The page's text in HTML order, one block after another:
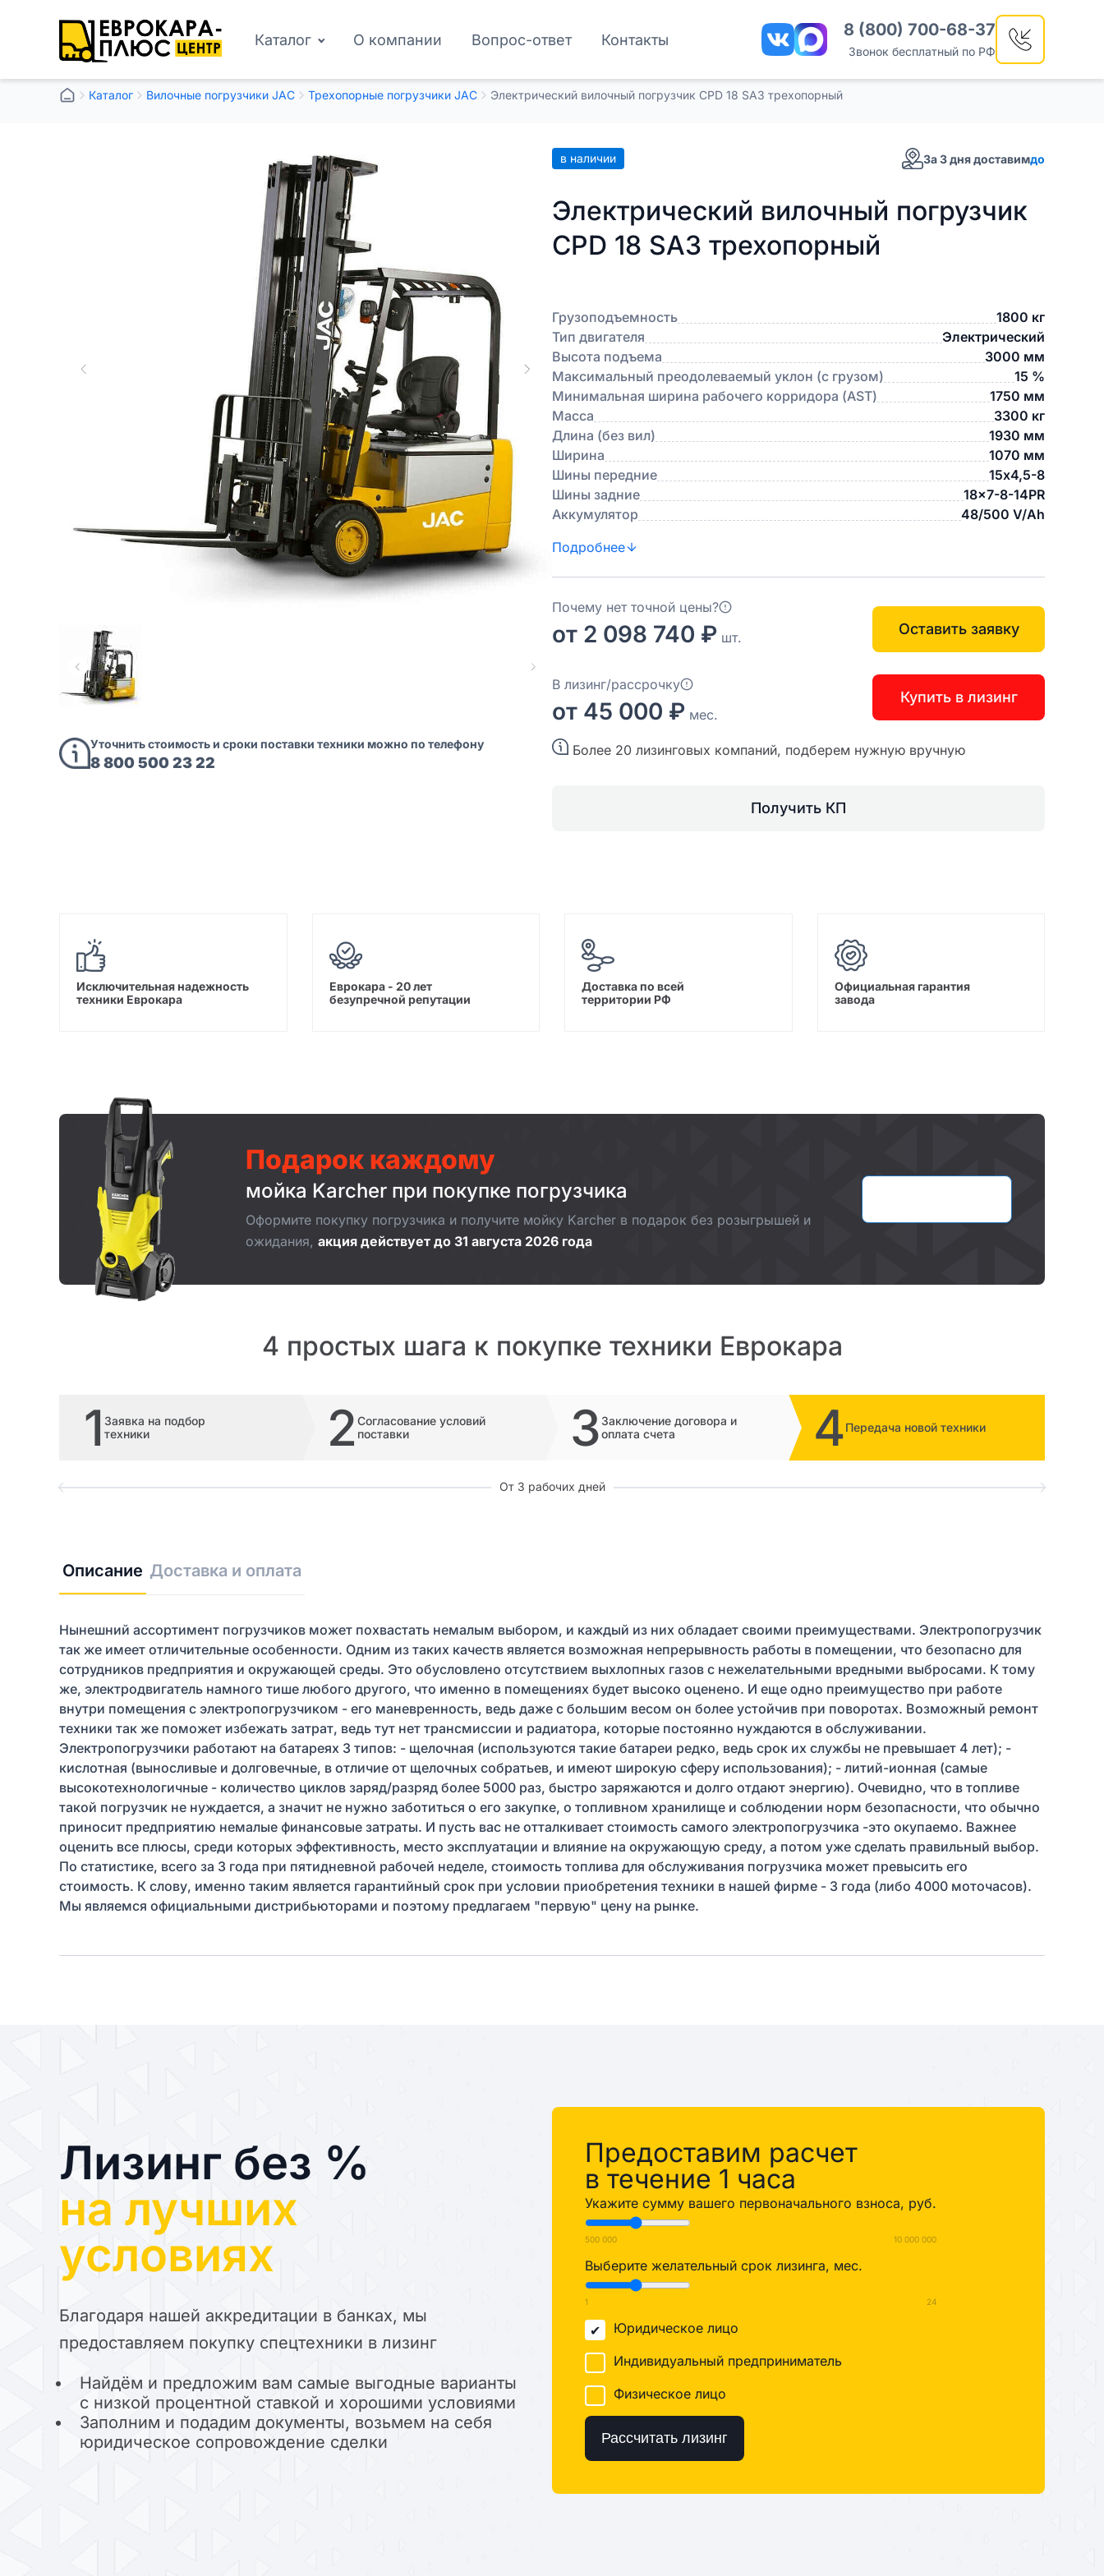
Каталог О компании Вопрос-ответ Контакты 8 (800) 700-68-37
Звонок бесплатный по РФ
Каталог Вилочные погрузчики JAC Трехопорные погрузчики JAC Электрический вилочный погрузчик CPD 18 SA3 трехопорный
Уточнить стоимость и сроки поставки техники можно по телефону
8 800 500 23 22
в наличии За 3 дня доставимдо
Электрический вилочный погрузчик
CPD 18 SA3 трехопорный
Грузоподъемность
1800 кг
Тип двигателя
Электрический
Высота подъема
3000 мм
Максимальный преодолеваемый уклон (с грузом)
15 %
Минимальная ширина рабочего корридора (AST)
1750 мм
Масса
3300 кг
Длина (без вил)
1930 мм
Ширина
1070 мм
Шины передние
15х4,5-8
Шины задние
18×7-8-14PR
Аккумулятор
48/500 V/Ah
Подробнее
Почему нет точной цены?
от 2 098 740 ₽ шт. Оставить заявку
В лизинг/рассрочку
от 45 000 ₽ мес.
Купить в лизинг
Более 20 лизинговых компаний, подберем нужную вручную
Получить КП
Исключительная надежность
техники Еврокара
Еврокара - 20 лет
безупречной репутации
Доставка по всей
территории РФ
Официальная гарантия
завода
Подарок каждому
мойка Karcher при покупке погрузчика
Оформите покупку погрузчика и получите мойку Karcher в подарок без розыгрышей и
ожидания, акция действует до 31 августа 2026 года
4 простых шага к покупке техники Еврокара
1 Заявка на подбор
техники
2 Согласование условий
поставки
3 Заключение договора и
оплата счета
4Передача новой техники
От 3 рабочих дней
Описание Доставка и оплата
Нынешний ассортимент погрузчиков может похвастать немалым выбором, и каждый из них обладает своими преимуществами. Электропогрузчик
так же имеет отличительные особенности. Одним из таких качеств является возможная непрерывность работы в помещении, что безопасно для
сотрудников предприятия и окружающей среды. Это обусловлено отсутствием выхлопных газов с нежелательными вредными выбросами. К тому
же, электродвигатель намного тише любого другого, что именно в помещениях будет высоко оценено. И еще одно преимущество при работе
внутри помещения с электропогрузчиком - его маневренность, ведь даже с большим весом он более устойчив при поворотах. Возможный ремонт
техники так же поможет избежать затрат, ведь тут нет трансмиссии и радиатора, которые постоянно нуждаются в обслуживании.
Электропогрузчики работают на батареях 3 типов: - щелочная (используются такие батареи редко, ведь срок их службы не превышает 4 лет); -
кислотная (выносливые и долговечные, в отличие от щелочных собратьев, и имеют широкую сферу использования); - литий-ионная (самые
высокотехнологичные - количество циклов заряд/разряд более 5000 раз, быстро заряжаются и долго отдают энергию). Очевидно, что в топливе
такой погрузчик не нуждается, а значит не нужно заботиться о его закупке, о топливном хранилище и соблюдении норм безопасности, что обычно
приносит предприятию немалые финансовые затраты. И пусть вас не отталкивает стоимость самого электропогрузчика -это окупаемо. Важнее
оценить все плюсы, среди которых эффективность, место эксплуатации и влияние на окружающую среду, а потом уже сделать правильный выбор.
По статистике, всего за 3 года при пятидневной рабочей неделе, стоимость топлива для обслуживания погрузчика может превысить его
стоимость. К слову, именно таким является гарантийный срок при условии приобретения техники в нашей фирме - 3 года (либо 4000 моточасов).
Мы являемся официальными дистрибьюторами и поэтому предлагаем "первую" цену на рынке.
Лизинг без %
на лучших
условиях
Благодаря нашей аккредитации в банках, мы
предоставляем покупку спецтехники в лизинг
Найдём и предложим вам самые выгодные варианты
с низкой процентной ставкой и хорошими условиями
Заполним и подадим документы, возьмем на себя
юридическое сопровождение сделки
Предоставим расчет
в течение 1 часа
Укажите сумму вашего первоначального взноса, руб.
500 000 10 000 000
Выберите желательный срок лизинга, мес.
1 24
Юридическое лицо
Индивидуальный предприниматель
Физическое лицо
Рассчитать лизинг